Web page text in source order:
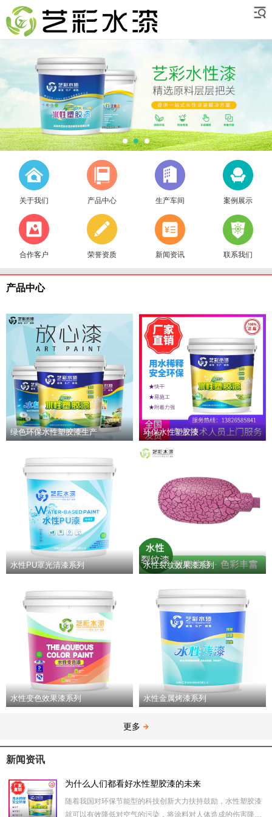
关于我们 产品中心 生产车间 案例展示
合作客户 荣誉资质 新闻资讯 联系我们
产品中心
绿色环保水性塑胶漆生产 环保水性塑胶漆
水性PU罩光清漆系列 水性裂纹效果漆系列
水性变色效果漆系列 水性金属烤漆系列
更多
新闻资讯
为什么人们都看好水性塑胶漆的未来
随着我国对环保节能型的科技创新大力扶持鼓励，水性塑胶漆
就可以有效降低对空气的污染，将涂料对人体造成的伤害降降